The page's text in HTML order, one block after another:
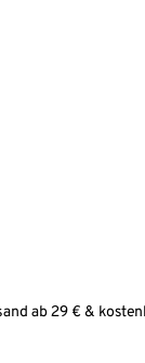
ab 29 € &